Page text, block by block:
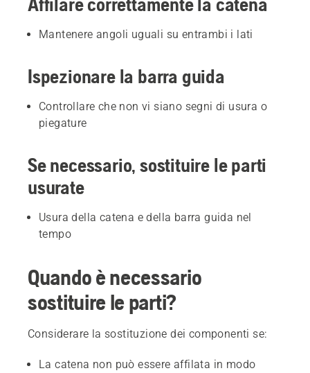
Mantenere angoli uguali su entrambi i lati
Ispezionare la barra guida
Controllare che non vi siano segni di usura o
piegature
Se necessario, sostituire le parti
usurate
Usura della catena e della barra guida nel
tempo
Quando è necessario
sostituire le parti?
Considerare la sostituzione dei componenti se:
La catena non può essere affilata in modo